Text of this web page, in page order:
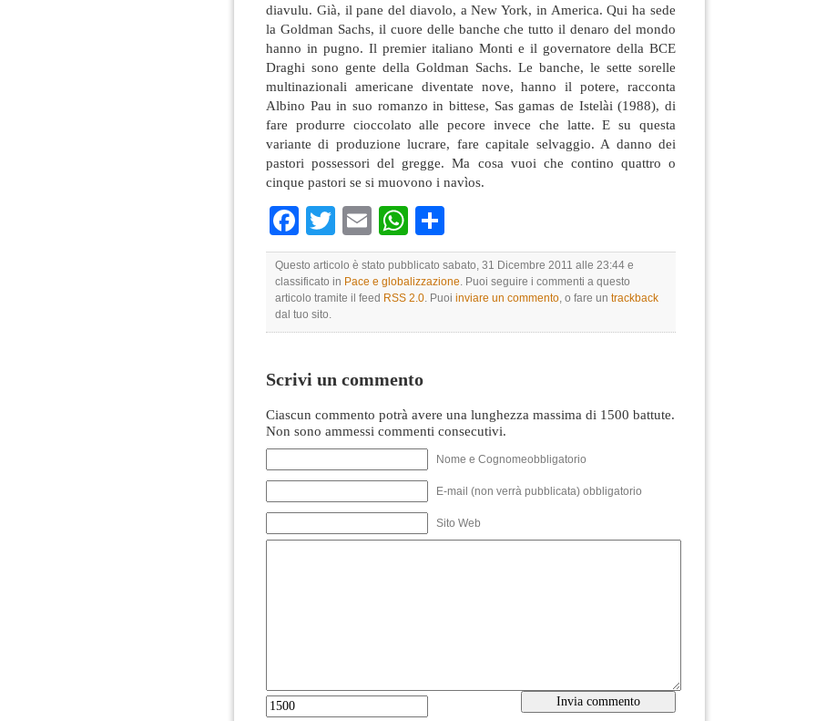
diavulu. Già, il pane del diavolo, a New York, in America. Qui ha sede
la Goldman Sachs, il cuore delle banche che tutto il denaro del mondo
hanno in pugno. Il premier italiano Monti e il governatore della BCE
Draghi sono gente della Goldman Sachs. Le banche, le sette sorelle
multinazionali americane diventate nove, hanno il potere, racconta
Albino Pau in suo romanzo in bittese, Sas gamas de Istelài (1988), di
fare produrre cioccolato alle pecore invece che latte. E su questa
variante di produzione lucrare, fare capitale selvaggio. A danno dei
pastori possessori del gregge. Ma cosa vuoi che contino quattro o
cinque pastori se si muovono i navìos.
Facebook
TwitterEmailWhatsApp
Questo articolo è stato pubblicato sabato, 31 Dicembre 2011 alle 23:44 e
classificato in Pace e globalizzazione. Puoi seguire i commenti a questo
articolo tramite il feed RSS 2.0. Puoi inviare un commento, o fare un trackback
dal tuo sito.
Scrivi un commento
Ciascun commento potrà avere una lunghezza massima di 1500 battute.
Non sono ammessi commenti consecutivi.
Nome e Cognomeobbligatorio
E-mail (non verrà pubblicata) obbligatorio
Sito Web